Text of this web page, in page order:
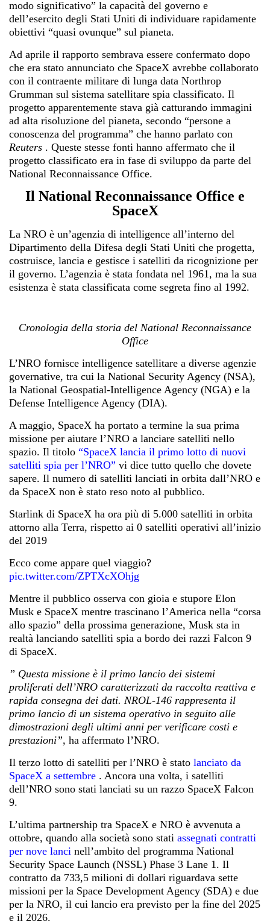
modo significativo” la capacità del governo e
dell’esercito degli Stati Uniti di individuare rapidamente
obiettivi “quasi ovunque” sul pianeta.
Ad aprile il rapporto sembrava essere confermato dopo
che era stato annunciato che SpaceX avrebbe collaborato
con il contraente militare di lunga data Northrop
Grumman sul sistema satellitare spia classificato. Il
progetto apparentemente stava già catturando immagini
ad alta risoluzione del pianeta, secondo “persone a
conoscenza del programma” che hanno parlato con
Reuters . Queste stesse fonti hanno affermato che il
progetto classificato era in fase di sviluppo da parte del
National Reconnaissance Office.
Il National Reconnaissance Office e
SpaceX
La NRO è un’agenzia di intelligence all’interno del
Dipartimento della Difesa degli Stati Uniti che progetta,
costruisce, lancia e gestisce i satelliti da ricognizione per
il governo. L’agenzia è stata fondata nel 1961, ma la sua
esistenza è stata classificata come segreta fino al 1992.
Cronologia della storia del National Reconnaissance
Office
L’NRO fornisce intelligence satellitare a diverse agenzie
governative, tra cui la National Security Agency (NSA),
la National Geospatial-Intelligence Agency (NGA) e la
Defense Intelligence Agency (DIA).
A maggio, SpaceX ha portato a termine la sua prima
missione per aiutare l’NRO a lanciare satelliti nello
spazio. Il titolo “SpaceX lancia il primo lotto di nuovi
satelliti spia per l’NRO” vi dice tutto quello che dovete
sapere. Il numero di satelliti lanciati in orbita dall’NRO e
da SpaceX non è stato reso noto al pubblico.
Starlink di SpaceX ha ora più di 5.000 satelliti in orbita
attorno alla Terra, rispetto ai 0 satelliti operativi all’inizio
del 2019
Ecco come appare quel viaggio?
pic.twitter.com/ZPTXcXOhjg
Mentre il pubblico osserva con gioia e stupore Elon
Musk e SpaceX mentre trascinano l’America nella “corsa
allo spazio” della prossima generazione, Musk sta in
realtà lanciando satelliti spia a bordo dei razzi Falcon 9
di SpaceX.
” Questa missione è il primo lancio dei sistemi
proliferati dell’NRO caratterizzati da raccolta reattiva e
rapida consegna dei dati. NROL-146 rappresenta il
primo lancio di un sistema operativo in seguito alle
dimostrazioni degli ultimi anni per verificare costi e
prestazioni”, ha affermato l’NRO.
Il terzo lotto di satelliti per l’NRO è stato lanciato da
SpaceX a settembre . Ancora una volta, i satelliti
dell’NRO sono stati lanciati su un razzo SpaceX Falcon
9.
L’ultima partnership tra SpaceX e NRO è avvenuta a
ottobre, quando alla società sono stati assegnati contratti
per nove lanci nell’ambito del programma National
Security Space Launch (NSSL) Phase 3 Lane 1. Il
contratto da 733,5 milioni di dollari riguardava sette
missioni per la Space Development Agency (SDA) e due
per la NRO, il cui lancio era previsto per la fine del 2025
e il 2026.